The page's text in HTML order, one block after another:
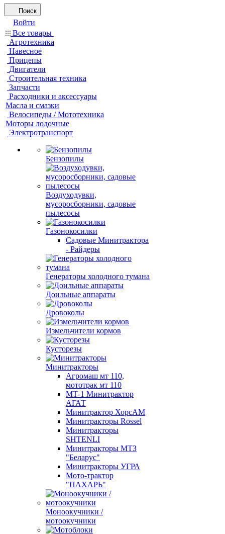
Поиск
Войти
Все товары
Агротехника
Навесное
Прицепы
Двигатели
Строительная техника
Запчасти
Расходники и аксессуары
Масла и смазки
Велосипеды / Мототехника
Моторы лодочные
Электротранспорт
Бензопилы
Воздуходувки,
мусоросборники, cадовые
пылесосы
Газонокосилки
Садовые Минитрактора
- Райдеры
Генераторы холодного тумана
Доильные аппараты
Дровоколы
Измельчители кормов
Кусторезы
Минитракторы
Агромаш мт 110,
мототрак мт 110
МТ-1 Минитрактор
АГАТ
Минитрактор ХорсАМ
Минитракторы Rossel
Минитракторы
SHTENLI
Минитракторы МТЗ
"Беларус"
Минитракторы УГРА
Мото-трактор
"ПАХАРЬ"
Моноокучники /
мотоокучники